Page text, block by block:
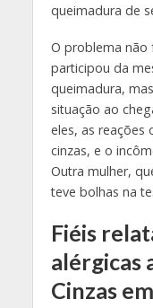
queimadura de
O problema não
participou da
queimadura,
situação ao
eles, as reações
cinzas, e o
Outra mulher,
teve bolhas na
Fiéis
alérgicas
Cinzas